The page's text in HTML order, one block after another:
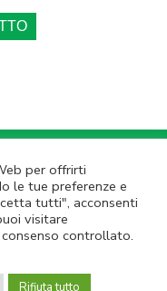
per offrirti
le tue preferenze e
tutti", acconsenti
visitare
controllato.
Rifiuta tutto
Policy
Lazio Innova
9 – 00184 Roma – Tel.